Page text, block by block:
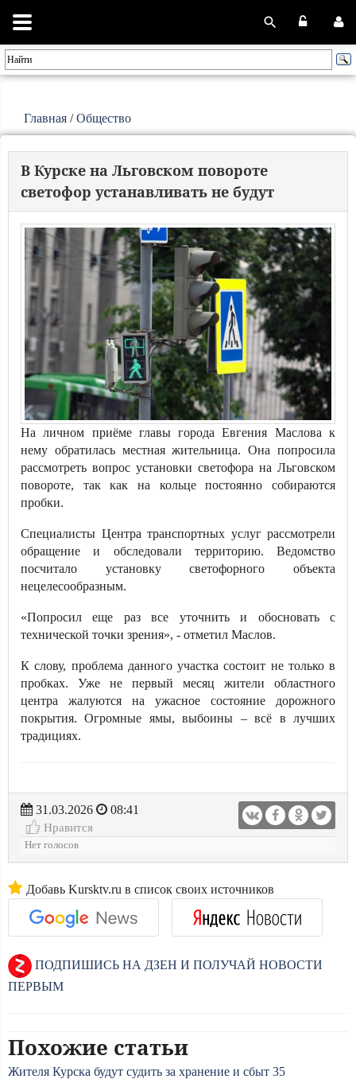
Главная /Общество
В Курске на Льговском повороте
светофор устанавливать не будут
На личном приёме главы города Евгения Маслова к
нему обратилась местная жительница. Она попросила
рассмотреть вопрос установки светофора на Льговском
повороте, так как на кольце постоянно собираются
пробки.
Специалисты Центра транспортных услуг рассмотрели
обращение и обследовали территорию. Ведомство
посчитало установку светофорного объекта
нецелесообразным.
«Попросил еще раз все уточнить и обосновать с
технической точки зрения», - отметил Маслов.
К слову, проблема данного участка состоит не только в
пробках. Уже не первый месяц жители областного
центра жалуются на ужасное состояние дорожного
покрытия. Огромные ямы, выбоины – всё в лучших
традициях.
31.03.2026
08:41
Нравится
Нет голосов
Добавь Kursktv.ru в список своих источников
ПОДПИШИСЬ НА ДЗЕН И ПОЛУЧАЙ НОВОСТИ
ПЕРВЫМ
Похожие статьи
Жителя Курска будут судить за хранение и сбыт 35